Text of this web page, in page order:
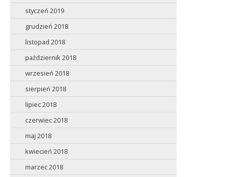
styczeń 2019
grudzień 2018
listopad 2018
październik 2018
wrzesień 2018
sierpień 2018
lipiec 2018
czerwiec 2018
maj 2018
kwiecień 2018
marzec 2018